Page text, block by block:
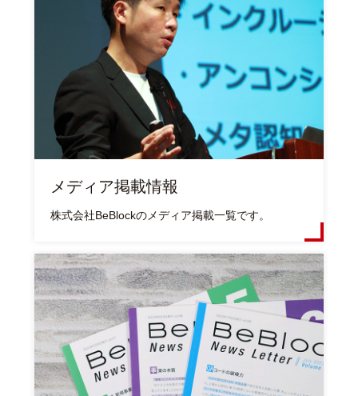
メディア掲載情報
株式会社BeBlockのメディア掲載一覧です。